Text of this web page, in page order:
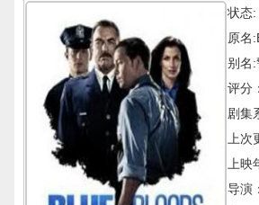
状态:
原名
别名:
评分：
剧集
上次
上
导演